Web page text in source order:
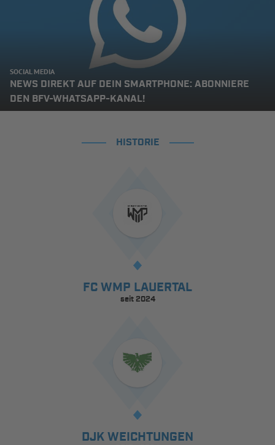
SOCIAL MEDIA
NEWS DIREKT AUF DEIN SMARTPHONE: ABONNIERE
DEN BFV-WHATSAPP-KANAL!
HISTORIE
FC WMP LAUERTAL
seit 2024
DJK WEICHTUNGEN